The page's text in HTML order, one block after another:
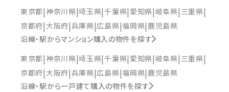
東京都 神奈川県 埼玉県 千葉県 愛知県 岐阜県 三重県
京都府 大阪府 兵庫県 広島県 福岡県 鹿児島県
沿線・駅からマンション購入の物件を探す
東京都 神奈川県 埼玉県 千葉県 愛知県 岐阜県 三重県
京都府 大阪府 兵庫県 広島県 福岡県 鹿児島県
沿線・駅から一戸建て購入の物件を探す